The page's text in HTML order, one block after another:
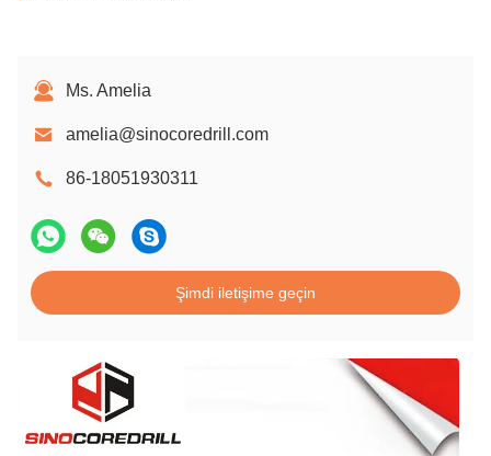
Ms. Amelia
amelia@sinocoredrill.com
86-18051930311
Şimdi iletişime geçin